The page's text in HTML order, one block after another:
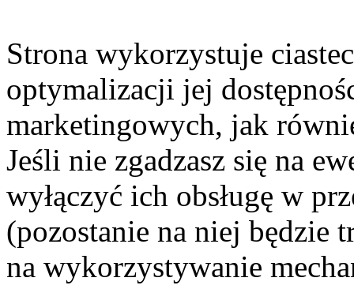
Strona wykorzystuje
optymalizacji jej
marketingowych, jak
Jeśli nie zgadzasz się na
wyłączyć ich obsługę w
(pozostanie na niej będzie
na wykorzystywanie